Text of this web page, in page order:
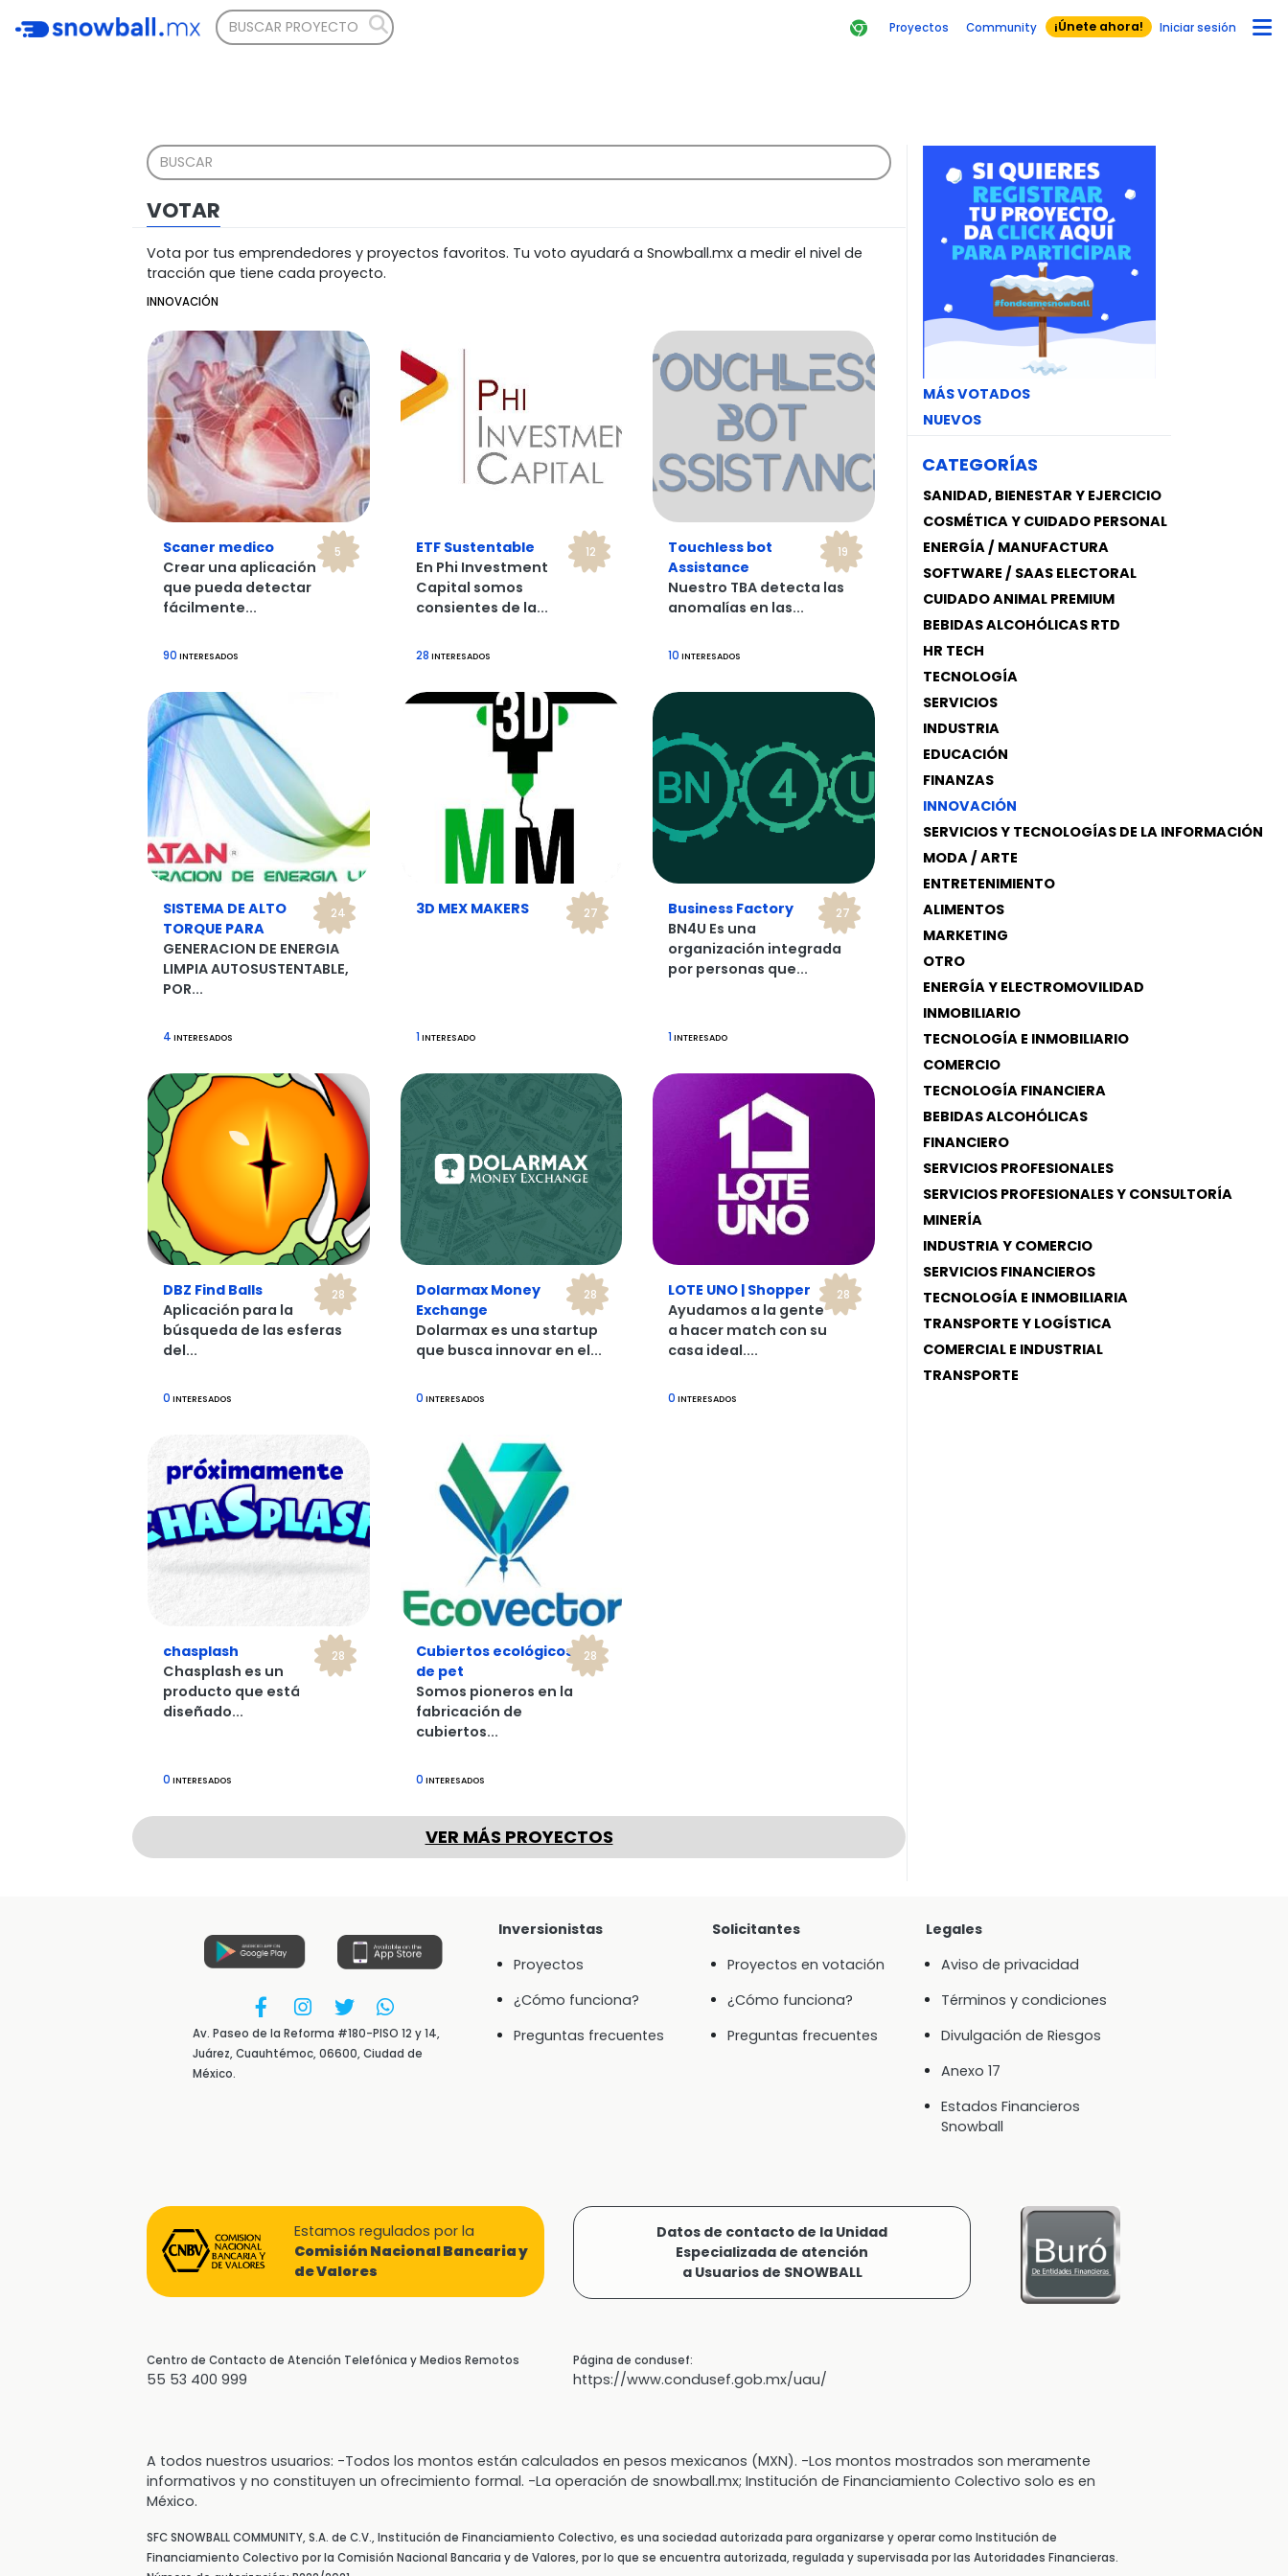
Proyectos Community ¡Únete ahora! Iniciar sesión
VOTAR
Vota por tus emprendedores y proyectos favoritos. Tu voto ayudará a Snowball.mx a medir el nivel de
tracción que tiene cada proyecto.
INNOVACIÓN
5
Scaner medico
Crear una aplicación
que pueda detectar
fácilmente...
90 INTERESADOS
12
ETF Sustentable
En Phi Investment
Capital somos
consientes de la...
28 INTERESADOS
19
Touchless bot
Assistance
Nuestro TBA detecta las
anomalías en las...
10 INTERESADOS
24
SISTEMA DE ALTO
TORQUE PARA
GENERACION DE ENERGIA
LIMPIA AUTOSUSTENTABLE,
POR...
4 INTERESADOS
27
3D MEX MAKERS
1 INTERESADO
27
Business Factory
BN4U Es una
organización integrada
por personas que...
1 INTERESADO
28
DBZ Find Balls
Aplicación para la
búsqueda de las esferas
del...
0 INTERESADOS
28
Dolarmax Money
Exchange
Dolarmax es una startup
que busca innovar en el...
0 INTERESADOS
28
LOTE UNO | Shopper
Ayudamos a la gente
a hacer match con su
casa ideal....
0 INTERESADOS
28
chasplash
Chasplash es un
producto que está
diseñado...
0 INTERESADOS
28
Cubiertos ecológicos
de pet
Somos pioneros en la
fabricación de
cubiertos...
0 INTERESADOS
VER MÁS PROYECTOS
MÁS VOTADOS
NUEVOS
CATEGORÍAS
SANIDAD, BIENESTAR Y EJERCICIO
COSMÉTICA Y CUIDADO PERSONAL
ENERGÍA / MANUFACTURA
SOFTWARE / SAAS ELECTORAL
CUIDADO ANIMAL PREMIUM
BEBIDAS ALCOHÓLICAS RTD
HR TECH
TECNOLOGÍA
SERVICIOS
INDUSTRIA
EDUCACIÓN
FINANZAS
INNOVACIÓN
SERVICIOS Y TECNOLOGÍAS DE LA INFORMACIÓN
MODA / ARTE
ENTRETENIMIENTO
ALIMENTOS
MARKETING
OTRO
ENERGÍA Y ELECTROMOVILIDAD
INMOBILIARIO
TECNOLOGÍA E INMOBILIARIO
COMERCIO
TECNOLOGÍA FINANCIERA
BEBIDAS ALCOHÓLICAS
FINANCIERO
SERVICIOS PROFESIONALES
SERVICIOS PROFESIONALES Y CONSULTORÍA
MINERÍA
INDUSTRIA Y COMERCIO
SERVICIOS FINANCIEROS
TECNOLOGÍA E INMOBILIARIA
TRANSPORTE Y LOGÍSTICA
COMERCIAL E INDUSTRIAL
TRANSPORTE
Av. Paseo de la Reforma #180-PISO 12 y 14,
Juárez, Cuauhtémoc, 06600, Ciudad de
México.
Inversionistas
Proyectos
¿Cómo funciona?
Preguntas frecuentes
Solicitantes
Proyectos en votación
¿Cómo funciona?
Preguntas frecuentes
Legales
Aviso de privacidad
Términos y condiciones
Divulgación de Riesgos
Anexo 17
Estados Financieros
Snowball
Estamos regulados por la
Comisión Nacional Bancaria y
de Valores
Datos de contacto de la Unidad
Especializada de atención
a Usuarios de SNOWBALL
Centro de Contacto de Atención Telefónica y Medios Remotos
55 53 400 999
Página de condusef:
https://www.condusef.gob.mx/uau/
A todos nuestros usuarios: -Todos los montos están calculados en pesos mexicanos (MXN). -Los montos mostrados son meramente
informativos y no constituyen un ofrecimiento formal. -La operación de snowball.mx; Institución de Financiamiento Colectivo solo es en
México.
SFC SNOWBALL COMMUNITY, S.A. de C.V., Institución de Financiamiento Colectivo, es una sociedad autorizada para organizarse y operar como Institución de
Financiamiento Colectivo por la Comisión Nacional Bancaria y de Valores, por lo que se encuentra autorizada, regulada y supervisada por las Autoridades Financieras.